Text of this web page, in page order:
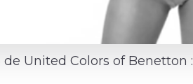
United Colors of Benetton :